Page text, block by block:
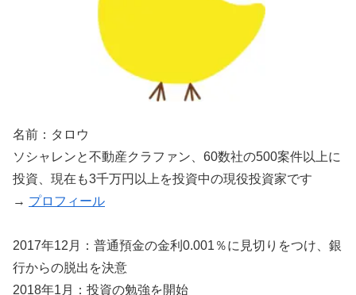
名前：タロウ
ソシャレンと不動産クラファン、60数社の500案件以上に
投資、現在も3千万円以上を投資中の現役投資家です
→ プロフィール
2017年12月：普通預金の金利0.001％に見切りをつけ、銀
行からの脱出を決意
2018年1月：投資の勉強を開始